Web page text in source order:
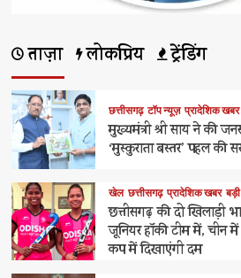
ताज़ा लोकप्रिय ट्रेंडिंग
छत्तीसगढ़ टॉप न्यूज़ प्रादेशिक खबर
मुख्यमंत्री श्री साय ने की
‘मुस्कुराता बस्तर’ पहल की
खेल छत्तीसगढ़ प्रादेशिक खबर
छत्तीसगढ़ की दो खिलाड़ी
जूनियर हॉकी टीम में, चीन
कप में दिखाएंगी दम